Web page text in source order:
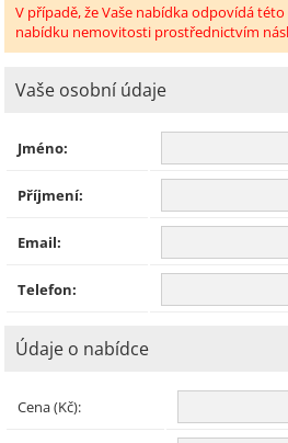
V případě, že Vaše nabídka odpovídá
nabídku nemovitosti prostřednictvím
Vaše osobní údaje
Jméno:
Příjmení:
Email:
Telefon:
Údaje o nabídce
Cena (Kč):